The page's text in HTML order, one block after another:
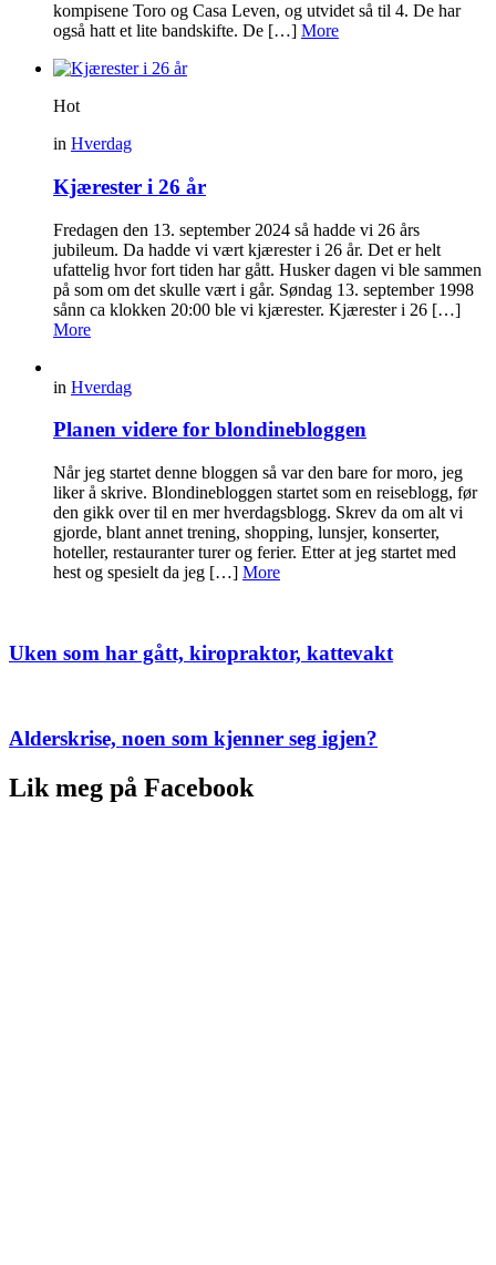
kompisene Toro og Casa Leven, og utvidet så til 4. De har
også hatt et lite bandskifte. De […] More
Hot
in Hverdag
Kjærester i 26 år
Fredagen den 13. september 2024 så hadde vi 26 års
jubileum. Da hadde vi vært kjærester i 26 år. Det er helt
ufattelig hvor fort tiden har gått. Husker dagen vi ble sammen
på som om det skulle vært i går. Søndag 13. september 1998
sånn ca klokken 20:00 ble vi kjærester. Kjærester i 26 […]
More
in Hverdag
Planen videre for blondinebloggen
Når jeg startet denne bloggen så var den bare for moro, jeg
liker å skrive. Blondinebloggen startet som en reiseblogg, før
den gikk over til en mer hverdagsblogg. Skrev da om alt vi
gjorde, blant annet trening, shopping, lunsjer, konserter,
hoteller, restauranter turer og ferier. Etter at jeg startet med
hest og spesielt da jeg […] More
Uken som har gått, kiropraktor, kattevakt
Alderskrise, noen som kjenner seg igjen?
Lik meg på Facebook